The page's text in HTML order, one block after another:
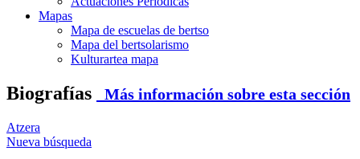
Mapas
Mapa de escuelas de bertso
Mapa del bertsolarismo
Kulturartea mapa
Biografías Más información sobre esta sección
Atzera
Nueva búsqueda